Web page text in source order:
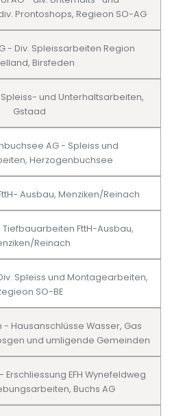
Prontoshops, Regieon SO-AG
- Div. Spleissarbeiten Region
Birsfeden
Spleiss- und Unterhaltsarbeiten,
Gstaad
AG - Spleiss und
Herzogenbuchsee
Ausbau, Menziken/Reinach
Tiefbauarbeiten FttH-Ausbau,
Reinach
Spleiss und Montagearbeiten,
SO-BE
- Hausanschlüsse Wasser, Gas
und umligende Gemeinden
Erschliessung EFH Wynefeldweg
Buchs AG